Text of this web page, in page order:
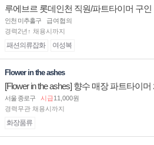
루에브르 롯데인천 직원/파트타이머 구인
인천 미추홀구
급여협의
경력2년↑ 채용시까지
패션의류잡화 여성복
Flower in the ashes
[Flower in the ashes] 향수 매장 파트타이머
서울 종로구 시급11,000원
경력무관 채용시까지
화장품류